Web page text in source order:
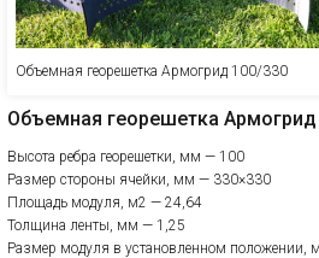
Объемная георешетка Армогрид 100/330
Объемная георешетка
Высота ребра георешетки, мм — 100
Размер стороны ячейки, мм — 330×330
Площадь модуля, м2 — 24,64
Толщина ленты, мм — 1,25
Размер модуля в установленном